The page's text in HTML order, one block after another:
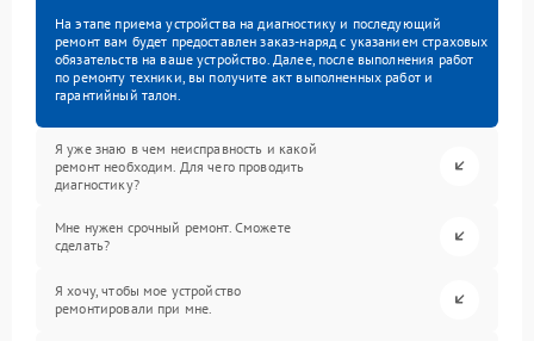
На этапе приема устройства на диагностику и последующий
ремонт вам будет предоставлен заказ-наряд с указанием страховых
обязательств на ваше устройство. Далее, после выполнения работ
по ремонту техники, вы получите акт выполненных работ и
гарантийный талон.
Я уже знаю в чем неисправность и какой
ремонт необходим. Для чего проводить
диагностику?
Мне нужен срочный ремонт. Сможете
сделать?
Я хочу, чтобы мое устройство
ремонтировали при мне.